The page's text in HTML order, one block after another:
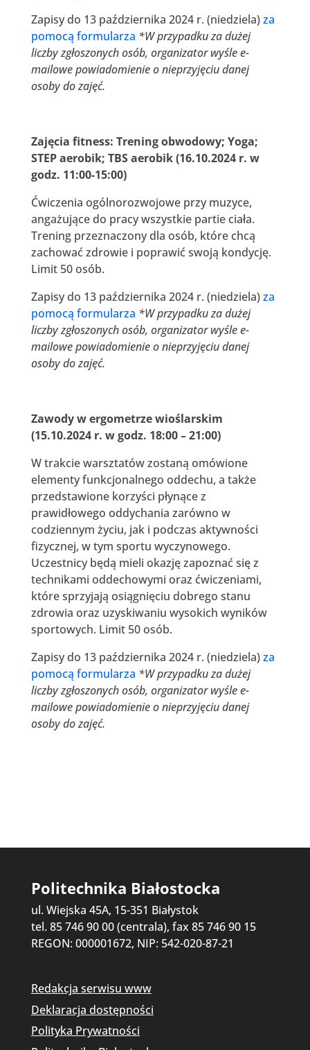
Zapisy do 13 października 2024 r. (niedziela)za
pomocą formularza *W przypadku za dużej
liczby zgłoszonych osób, organizator wyśle e-
mailowe powiadomienie o nieprzyjęciu danej
osoby do zajęć.
Zajęcia fitness: Trening obwodowy; Yoga;
STEP aerobik; TBS aerobik (16.10.2024 r. w
godz. 11:00-15:00)
Ćwiczenia ogólnorozwojowe przy muzyce,
angażujące do pracy wszystkie partie ciała.
Trening przeznaczony dla osób, które chcą
zachować zdrowie i poprawić swoją kondycję.
Limit 50 osób.
Zapisy do 13 października 2024 r. (niedziela)za
pomocą formularza *W przypadku za dużej
liczby zgłoszonych osób, organizator wyśle e-
mailowe powiadomienie o nieprzyjęciu danej
osoby do zajęć.
Zawody w ergometrze wioślarskim
(15.10.2024 r. w godz. 18:00 – 21:00)
W trakcie warsztatów zostaną omówione
elementy funkcjonalnego oddechu, a także
przedstawione korzyści płynące z
prawidłowego oddychania zarówno w
codziennym życiu, jak i podczas aktywności
fizycznej, w tym sportu wyczynowego.
Uczestnicy będą mieli okazję zapoznać się z
technikami oddechowymi oraz ćwiczeniami,
które sprzyjają osiągnięciu dobrego stanu
zdrowia oraz uzyskiwaniu wysokich wyników
sportowych. Limit 50 osób.
Zapisy do 13 października 2024 r. (niedziela)za
pomocą formularza *W przypadku za dużej
liczby zgłoszonych osób, organizator wyśle e-
mailowe powiadomienie o nieprzyjęciu danej
osoby do zajęć.
Politechnika Białostocka
ul. Wiejska 45A, 15-351 Białystok
tel. 85 746 90 00 (centrala), fax 85 746 90 15
REGON: 000001672, NIP: 542-020-87-21
Redakcja serwisu www
Deklaracja dostępności
Polityka Prywatności